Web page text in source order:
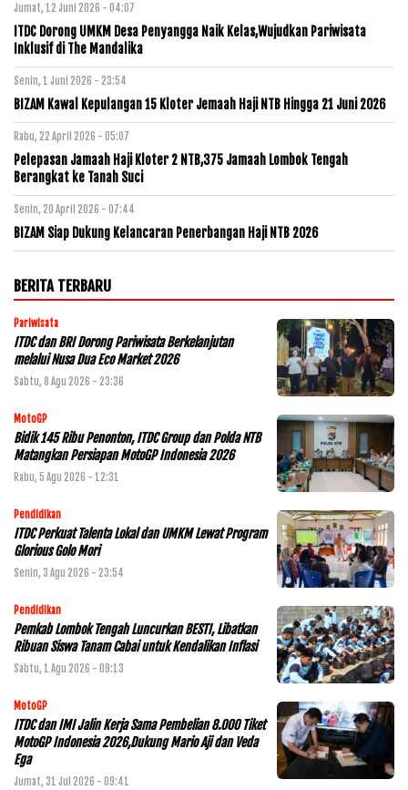
Jumat, 12 Juni 2026 - 04:07
ITDC Dorong UMKM Desa Penyangga Naik Kelas,Wujudkan Pariwisata
Inklusif di The Mandalika
Senin, 1 Juni 2026 - 23:54
BIZAM Kawal Kepulangan 15 Kloter Jemaah Haji NTB Hingga 21 Juni 2026
Rabu, 22 April 2026 - 05:07
Pelepasan Jamaah Haji Kloter 2 NTB,375 Jamaah Lombok Tengah
Berangkat ke Tanah Suci
Senin, 20 April 2026 - 07:44
BIZAM Siap Dukung Kelancaran Penerbangan Haji NTB 2026
BERITA TERBARU
Pariwisata
ITDC dan BRI Dorong Pariwisata Berkelanjutan
melalui Nusa Dua Eco Market 2026
Sabtu, 8 Agu 2026 - 23:36
MotoGP
Bidik 145 Ribu Penonton, ITDC Group dan Polda NTB
Matangkan Persiapan MotoGP Indonesia 2026
Rabu, 5 Agu 2026 - 12:31
Pendidikan
ITDC Perkuat Talenta Lokal dan UMKM Lewat Program
Glorious Golo Mori
Senin, 3 Agu 2026 - 23:54
Pendidikan
Pemkab Lombok Tengah Luncurkan BESTI, Libatkan
Ribuan Siswa Tanam Cabai untuk Kendalikan Inflasi
Sabtu, 1 Agu 2026 - 09:13
MotoGP
ITDC dan IMI Jalin Kerja Sama Pembelian 8.000 Tiket
MotoGP Indonesia 2026,Dukung Mario Aji dan Veda
Ega
Jumat, 31 Jul 2026 - 09:41